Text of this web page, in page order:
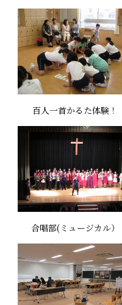
百人一首かるた体験！
合唱部(ミュージカル）